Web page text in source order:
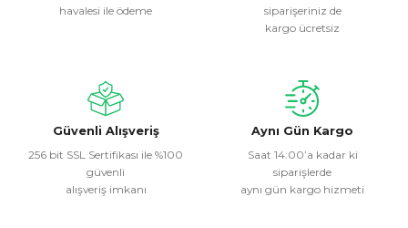
Ürün resmi kalitesiz, bozuk veya görüntülenemiyor.
Ürün fiyatı diğer sitelerden daha pahalı.
Bu ürüne benzer farklı alternatifler olmalı.
havalesi ile ödeme
siparişeriniz de
kargo ücretsiz
Güvenli Alışveriş
256 bit SSL Sertifikası ile %100
güvenli
alışveriş imkanı
Aynı Gün Kargo
Saat 14:00’a kadar ki
siparişlerde
aynı gün kargo hizmeti